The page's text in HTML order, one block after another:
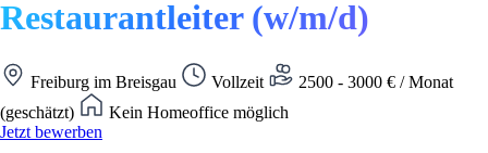
Restaurantleiter (w/m/d)
Freiburg im Breisgau Vollzeit
2500 - 3000 € / Monat
(geschätzt)
Kein Homeoffice möglich
Jetzt bewerben